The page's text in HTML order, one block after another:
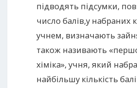
підводять підсумки,
число балів,у набраних
учнем, визначають
також називають
хіміка», учня, який
найбільшу кількість